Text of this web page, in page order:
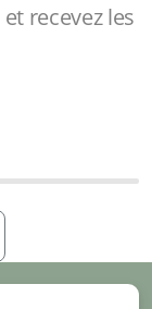
et recevez les